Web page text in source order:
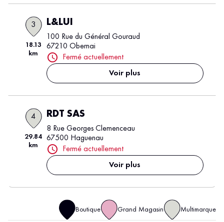
3
18.13
km
L&LUI
100 Rue du Général Gouraud
67210 Obernai
Fermé actuellement
Voir plus
4
29.84
km
RDT SAS
8 Rue Georges Clemenceau
67500 Haguenau
Fermé actuellement
Voir plus
Boutique Grand Magasin Multimarque